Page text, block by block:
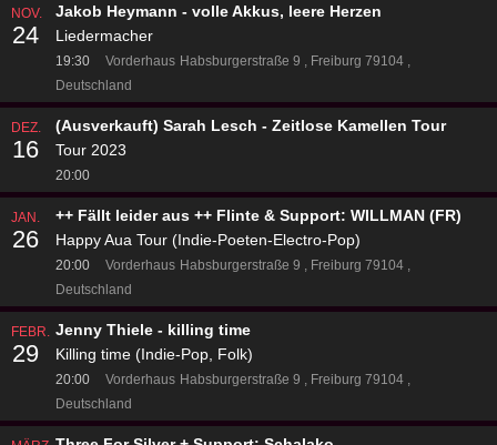
NOV.
24
Jakob Heymann - volle Akkus, leere Herzen
Liedermacher
19:30 Vorderhaus Habsburgerstraße 9
Freiburg 79104
Deutschland
DEZ.
16
(Ausverkauft) Sarah Lesch - Zeitlose Kamellen Tour
Tour 2023
20:00
JAN.
26
++ Fällt leider aus ++ Flinte & Support: WILLMAN (FR)
Happy Aua Tour (Indie-Poeten-Electro-Pop)
20:00 Vorderhaus Habsburgerstraße 9
Freiburg 79104
Deutschland
FEBR.
29
Jenny Thiele - killing time
Killing time (Indie-Pop, Folk)
20:00 Vorderhaus Habsburgerstraße 9
Freiburg 79104
Deutschland